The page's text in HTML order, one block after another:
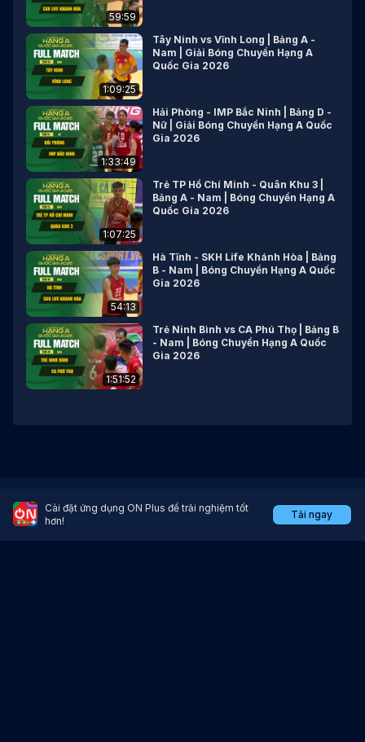
59:59
1:09:25
Tây Ninh vs Vĩnh Long | Bảng A -
Nam | Giải Bóng Chuyền Hạng A
Quốc Gia 2026
1:33:49
Hải Phòng - IMP Bắc Ninh | Bảng D -
Nữ | Giải Bóng Chuyền Hạng A Quốc
Gia 2026
1:07:25
Trẻ TP Hồ Chí Minh - Quân Khu 3 |
Bảng A - Nam | Bóng Chuyền Hạng A
Quốc Gia 2026
54:13
Hà Tĩnh - SKH Life Khánh Hòa | Bảng
B - Nam | Bóng Chuyền Hạng A Quốc
Gia 2026
1:51:52
Trẻ Ninh Bình vs CA Phú Thọ | Bảng B
- Nam | Bóng Chuyền Hạng A Quốc
Gia 2026
Ứng dụng xem trực tiếp thể thao, bóng đá.
Cài đặt ứng dụng ON Plus để trải nghiệm tốt
hơn!
Tải ngay